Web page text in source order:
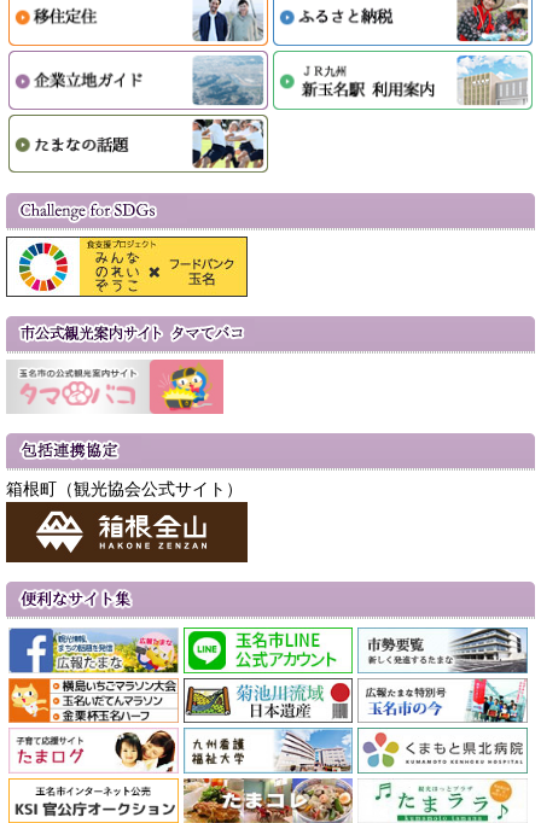
箱根町（観光協会公式サイト）